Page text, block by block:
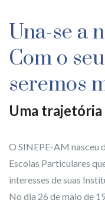
Una-se a
Com o
seremos
Uma trajetória
O SINEPE-AM nasceu
Escolas Particulares
interesses de suas
No dia 26 de maio de